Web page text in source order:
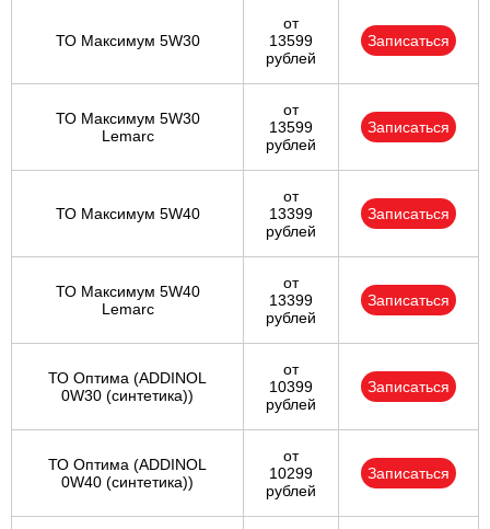
ТО Максимум 5W30
от
13599
рублей
Записаться
ТО Максимум 5W30
Lemarc
от
13599
рублей
Записаться
ТО Максимум 5W40
от
13399
рублей
Записаться
ТО Максимум 5W40
Lemarc
от
13399
рублей
Записаться
ТО Оптима (ADDINOL
0W30 (синтетика))
от
10399
рублей
Записаться
ТО Оптима (ADDINOL
0W40 (синтетика))
от
10299
рублей
Записаться